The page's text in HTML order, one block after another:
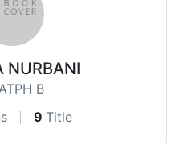
NURBANI
B
9 Title